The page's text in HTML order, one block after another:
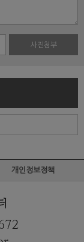
사진첨부
개인정보정책